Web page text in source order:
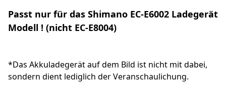
Passt nur für das Shimano EC-E6002 Ladegerät
Modell ! (nicht EC-E8004)
*Das Akkuladegerät auf dem Bild ist nicht mit dabei,
sondern dient lediglich der Veranschaulichung.